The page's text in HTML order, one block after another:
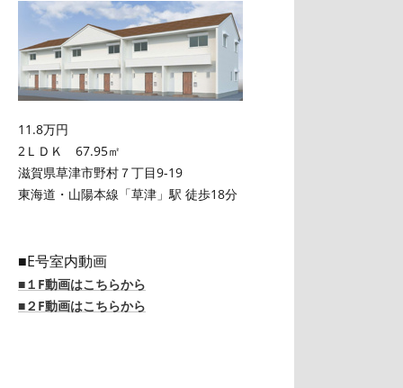
11.8万円
2ＬＤＫ 67.95㎡
滋賀県草津市野村７丁目9-19
東海道・山陽本線「草津」駅 徒歩18分
■E号室内動画
■１F動画はこちらから
■２F動画はこちらから